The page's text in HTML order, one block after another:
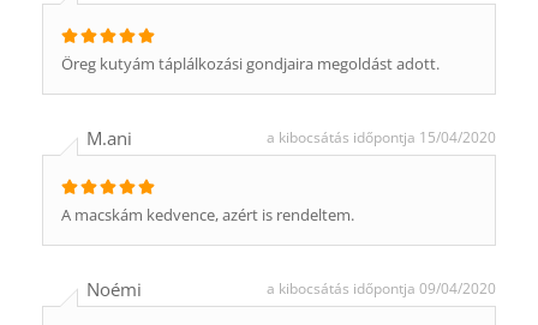
Öreg kutyám táplálkozási gondjaira megoldást adott.
M.ani a kibocsátás időpontja 15/04/2020
A macskám kedvence, azért is rendeltem.
Noémi a kibocsátás időpontja 09/04/2020